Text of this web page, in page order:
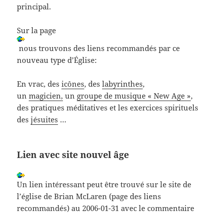
principal.
Sur la page
nous trouvons des liens recommandés par ce
nouveau type d’Église:
En vrac, desicônes, deslabyrinthes,
unmagicien, un groupe de musique « New Age »,
des pratiques méditatives et les exercices spirituels
desjésuites …
Lien avec site nouvel âge
Un lien intéressant peut être trouvé sur le site de
l’église de Brian McLaren (page des liens
recommandés) au 2006-01-31 avec le commentaire